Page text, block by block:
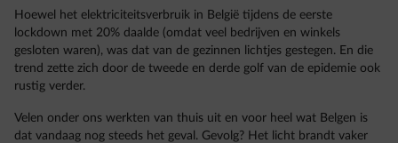
Hoewel het elektriciteitsverbruik in België tijdens de eerste
lockdown met 20% daalde (omdat veel bedrijven en winkels
gesloten waren), was dat van de gezinnen lichtjes gestegen. En die
trend zette zich door de tweede en derde golf van de epidemie ook
rustig verder.
Velen onder ons werkten van thuis uit en voor heel wat Belgen is
dat vandaag nog steeds het geval. Gevolg? Het licht brandt vaker